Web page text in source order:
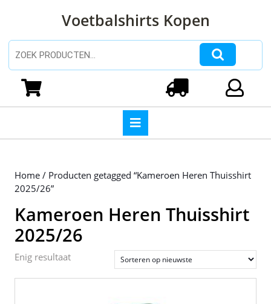
inhoud
Voetbalshirts Kopen
Zoeken naar:
Home / Producten getagged “Kameroen Heren Thuisshirt
2025/26”
Kameroen Heren Thuisshirt
2025/26
Enig resultaat